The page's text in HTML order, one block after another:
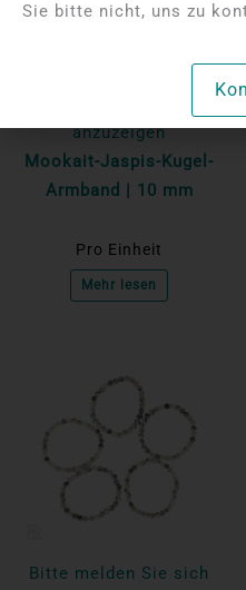
anzuzeigen
Mookait-Jaspis-Kugel-
Armband | 10 mm
Pro Einheit
Mehr lesen
Bitte melden Sie sich
Sie bitte nicht, uns zu